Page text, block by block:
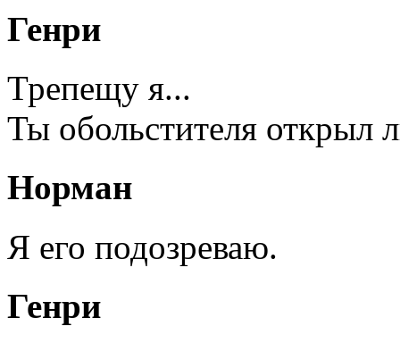
Генри
Трепещу я...
Ты обольстителя открыл
Норман
Я его подозреваю.
Генри